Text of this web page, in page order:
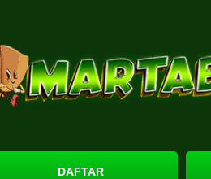
DAFTAR